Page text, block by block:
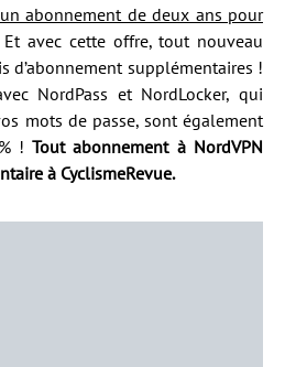
abonnement de deux ans pour
Et avec cette offre, tout nouveau
d’abonnement supplémentaires !
NordPass et NordLocker, qui
mots de passe, sont également
!Tout abonnement à NordVPN
à CyclismeRevue.